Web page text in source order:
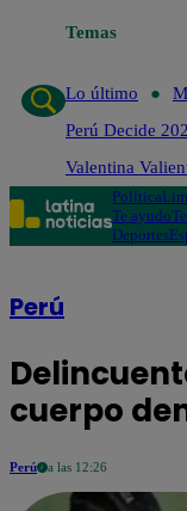
Temas
Lo último
Perú Decide
Valentina
Política
Te ayudo
Deportes
Perú
cuerpo
Perú a las 12:26